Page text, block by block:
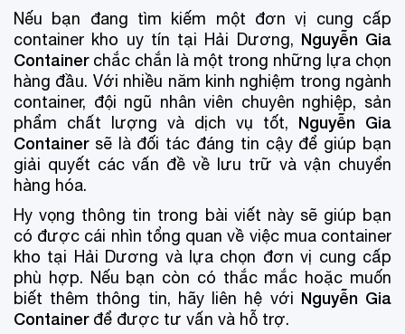
Nếu bạn đang tìm kiếm một đơn vị cung cấp
container kho uy tín tại Hải Dương, Nguyễn Gia
Containerchắc chắn là một trong những lựa chọn
hàng đầu. Với nhiều năm kinh nghiệm trong ngành
container, đội ngũ nhân viên chuyên nghiệp, sản
phẩm chất lượng và dịch vụ tốt, Nguyễn Gia
Containersẽ là đối tác đáng tin cậy để giúp bạn
giải quyết các vấn đề về lưu trữ và vận chuyển
hàng hóa.
Hy vọng thông tin trong bài viết này sẽ giúp bạn
có được cái nhìn tổng quan về việc mua container
kho tại Hải Dương và lựa chọn đơn vị cung cấp
phù hợp. Nếu bạn còn có thắc mắc hoặc muốn
biết thêm thông tin, hãy liên hệ với Nguyễn Gia
Container để được tư vấn và hỗ trợ.